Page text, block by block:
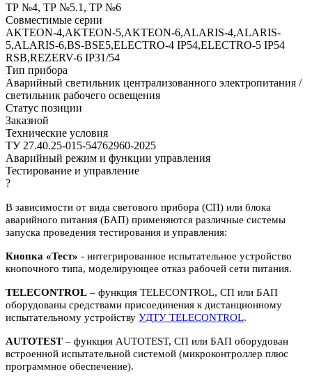
ТР №4, ТР №5.1, ТР №6
Совместимые серии
AKTEON-4,AKTEON-5,AKTEON-6,ALARIS-4,ALARIS-
5,ALARIS-6,BS-BSE5,ELECTRO-4 IP54,ELECTRO-5 IP54
RSB,REZERV-6 IP31/54
Тип прибора
Аварийный светильник централизованного электропитания /
светильник рабочего освещения
Статус позиции
Заказной
Технические условия
ТУ 27.40.25-015-54762960-2025
Аварийный режим и функции управления
Тестирование и управление
?
В зависимости от вида светового прибора (СП) или блока
аварийного питания (БАП) применяются различные системы
запуска проведения тестирования и управления:
Кнопка «Тест» - интегрированное испытательное устройство
кнопочного типа, моделирующее отказ рабочей сети питания.
TELECONTROL – функция TELECONTROL, СП или БАП
оборудованы средствами присоединения к дистанционному
испытательному устройству УДТУ TELECONTROL.
AUTOTEST – функция AUTOTEST, СП или БАП оборудован
встроенной испытательной системой (микроконтроллер плюс
программное обеспечение).